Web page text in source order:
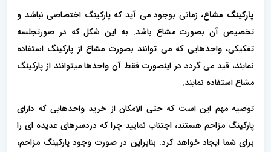
پارکینگ مشاع، زمانی بوجود می آید که پارکینگ اختصاصی نباشد و
تخصیص آن بصورت مشاع باشد. به این شکل که در صورتجلسه
تفکیکی، واحدهایی که می توانند بصورت مشاع از پارکینگ استفاده
نمایند، قید می گردد در اینصورت فقط آن واحدها میتوانند از پارکینگ
مشاع استفاده نمایند.
توصیه مهم این است که حتی الامکان از خرید واحدهایی که دارای
پارکینگ مزاحم هستند، اجتناب نمایید چرا که دردسرهای عدیده ای را
برای شما ایجاد خواهد کرد. بنابراین در صورت وجود پارکینگ مزاحم،